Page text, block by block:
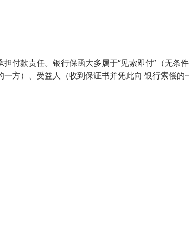
付款责任。银行保函大多属于“见索即付”（无条
方）、受益人（收到保证书并凭此向 银行索偿的